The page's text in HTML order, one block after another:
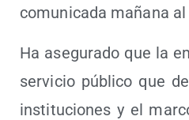
comu­ni­ca­da maña­na
Ha ase­gu­ra­do que la
ser­vi­cio públi­co que
ins­ti­tu­cio­nes y el